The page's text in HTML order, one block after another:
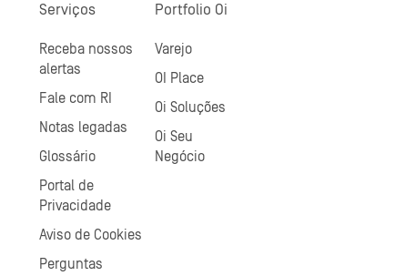
Serviços
Receba nossos
alertas
Fale com RI
Notas legadas
Glossário
Portal de
Privacidade
Aviso de Cookies
Perguntas
Portfolio Oi
Varejo
OI Place
Oi Soluções
Oi Seu
Negócio